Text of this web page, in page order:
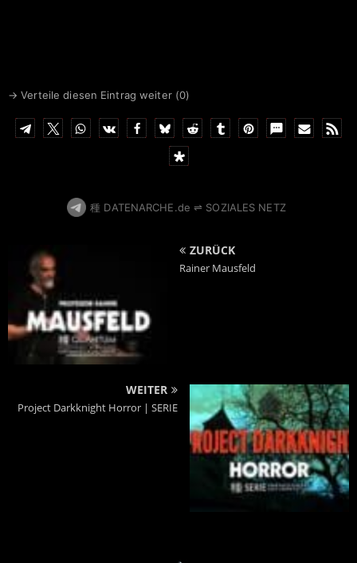
→ Verteile diesen Eintrag weiter (0)
種 DATENARCHE.de ⇌ SOZIALES NETZ
ZURÜCK
Rainer Mausfeld
WEITER
Project Darkknight Horror | SERIE